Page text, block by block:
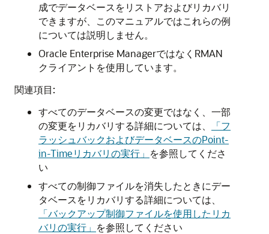
成でデータベースをリストアおよびリカバリ
できますが、このマニュアルではこれらの例
については説明しません。
Oracle Enterprise ManagerではなくRMAN
クライアントを使用しています。
関連項目:
すべてのデータベースの変更ではなく、一部
の変更をリカバリする詳細については、
「フ
ラッシュバックおよびデータベースのPoint-
in-Timeリカバリの実行」 を参照してくださ
い
すべての制御ファイルを消失したときにデー
タベースをリカバリする詳細については、
「バックアップ制御ファイルを使用したリカ
バリの実行」 を参照してください